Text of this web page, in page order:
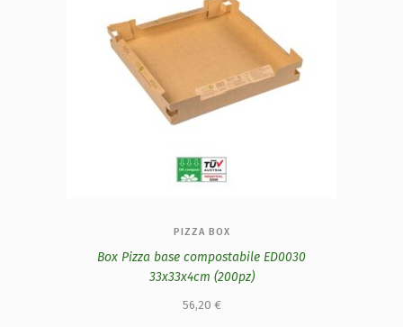
PIZZA BOX
Box Pizza base compostabile ED0030
33x33x4cm (200pz)
56,20 €